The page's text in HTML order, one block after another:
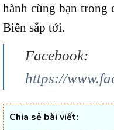
hành cùng bạn
Biên sắp tới.
Facebook:
https://
Chia sẻ bài viết: